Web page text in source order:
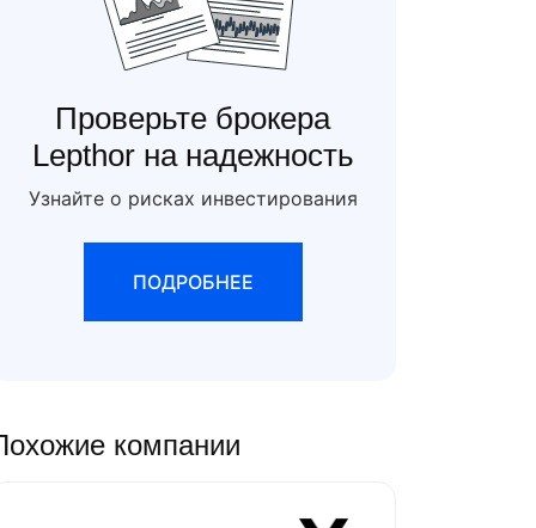
Проверьте брокера
Lepthor на надежность
Узнайте о рисках инвестирования
ПОДРОБНЕЕ
компании